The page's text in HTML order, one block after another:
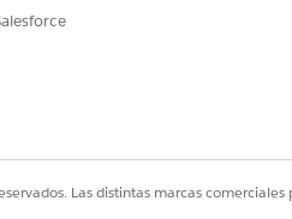
yAgenteforce
Las distintas marcas comerciales